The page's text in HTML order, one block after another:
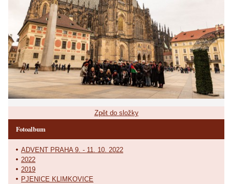
Zpět do složky
Fotoalbum
ADVENT PRAHA 9. - 11. 10. 2022
2022
2019
PJENICE KLIMKOVICE